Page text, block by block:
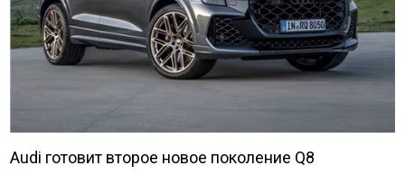
Audi готовит второе новое поколение Q8